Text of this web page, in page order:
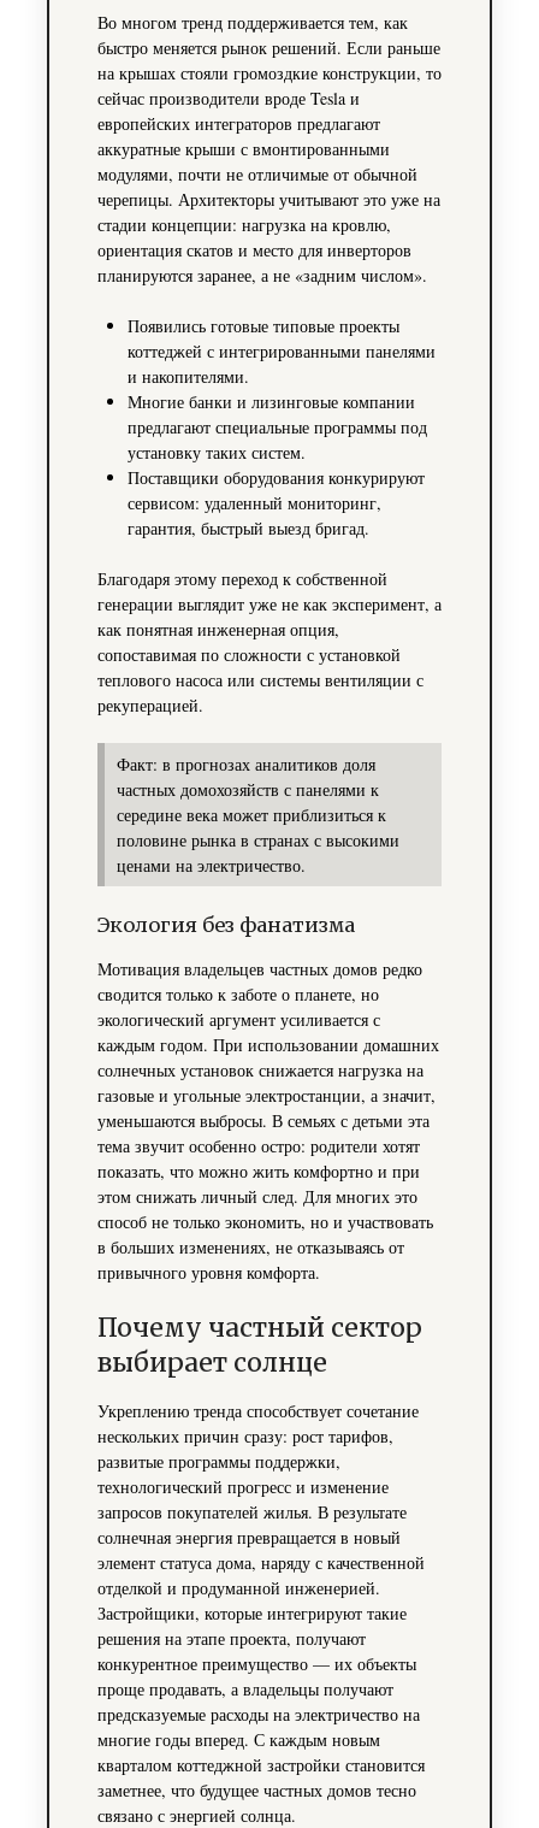
Во многом тренд поддерживается тем, как
быстро меняется рынок решений. Если раньше
на крышах стояли громоздкие конструкции, то
сейчас производители вроде Tesla и
европейских интеграторов предлагают
аккуратные крыши с вмонтированными
модулями, почти не отличимые от обычной
черепицы. Архитекторы учитывают это уже на
стадии концепции: нагрузка на кровлю,
ориентация скатов и место для инверторов
планируются заранее, а не «задним числом».
Появились готовые типовые проекты
коттеджей с интегрированными панелями
и накопителями.
Многие банки и лизинговые компании
предлагают специальные программы под
установку таких систем.
Поставщики оборудования конкурируют
сервисом: удаленный мониторинг,
гарантия, быстрый выезд бригад.
Благодаря этому переход к собственной
генерации выглядит уже не как эксперимент, а
как понятная инженерная опция,
сопоставимая по сложности с установкой
теплового насоса или системы вентиляции с
рекуперацией.
Факт: в прогнозах аналитиков доля
частных домохозяйств с панелями к
середине века может приблизиться к
половине рынка в странах с высокими
ценами на электричество.
Экология без фанатизма
Мотивация владельцев частных домов редко
сводится только к заботе о планете, но
экологический аргумент усиливается с
каждым годом. При использовании домашних
солнечных установок снижается нагрузка на
газовые и угольные электростанции, а значит,
уменьшаются выбросы. В семьях с детьми эта
тема звучит особенно остро: родители хотят
показать, что можно жить комфортно и при
этом снижать личный след. Для многих это
способ не только экономить, но и участвовать
в больших изменениях, не отказываясь от
привычного уровня комфорта.
Почему частный сектор
выбирает солнце
Укреплению тренда способствует сочетание
нескольких причин сразу: рост тарифов,
развитые программы поддержки,
технологический прогресс и изменение
запросов покупателей жилья. В результате
солнечная энергия превращается в новый
элемент статуса дома, наряду с качественной
отделкой и продуманной инженерией.
Застройщики, которые интегрируют такие
решения на этапе проекта, получают
конкурентное преимущество — их объекты
проще продавать, а владельцы получают
предсказуемые расходы на электричество на
многие годы вперед. С каждым новым
кварталом коттеджной застройки становится
заметнее, что будущее частных домов тесно
связано с энергией солнца.